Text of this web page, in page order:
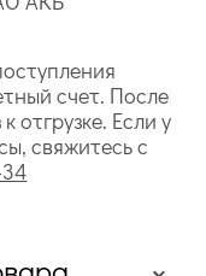
счет. После
отгрузке. Если у
свяжитесь с